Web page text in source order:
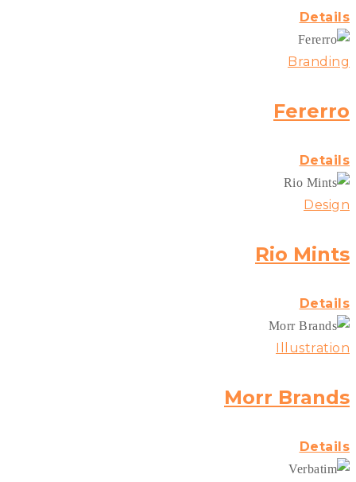
Details
Branding
Fererro
Details
Design
Rio Mints
Details
Illustration
Morr Brands
Details